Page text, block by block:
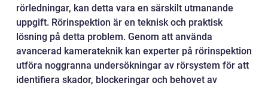
rörledningar, kan detta vara en särskilt utmanande
uppgift. Rörinspektion är en teknisk och praktisk
lösning på detta problem. Genom att använda
avancerad kamerateknik kan experter på rörinspektion
utföra noggranna undersökningar av rörsystem för att
identifiera skador, blockeringar och behovet av